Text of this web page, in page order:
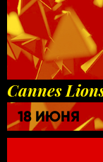
Cannes
18 ИЮНЯ